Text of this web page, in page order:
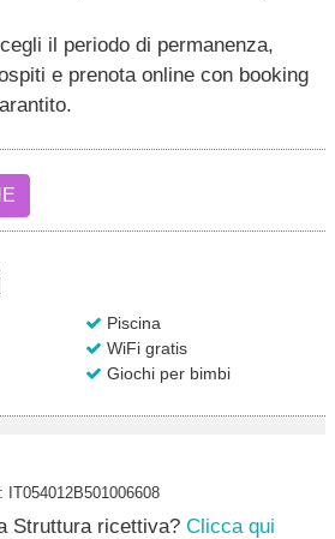
il periodo di permanenza,
e prenota online con booking
Piscina
WiFi gratis
Giochi per bimbi
IT054012B501006608
Struttura ricettiva? Clicca qui